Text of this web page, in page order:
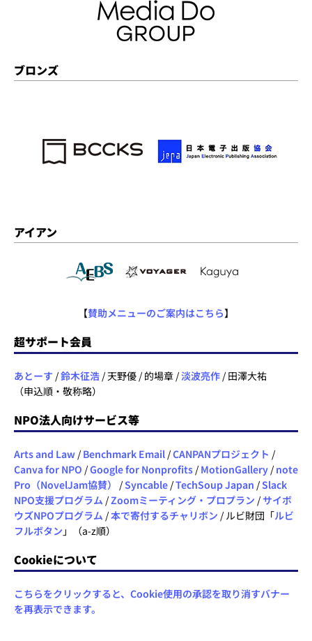
ブロンズ
アイアン
【賛助メニューのご案内はこちら】
超サポート会員
あとーす /鈴木征浩 / 天野優 / 的場章 /淡波亮作 / 田澤大祐
（申込順・敬称略）
NPO法人向けサービス等
Arts and Law / Benchmark Email /CANPANプロジェクト /
Canva for NPO /Google for Nonprofits / MotionGallery / note
Pro（NovelJam協賛）
/Syncable /TechSoup Japan /Slack
NPO支援プログラム /Zoomミーティング・プロプラン /サイボ
ウズNPOプログラム /本で寄付するチャリボン / ルビ財団「ルビ
フルボタン 」（a-z順）
Cookieについて
こちらをクリックすると、Cookie使用の承認を取り消すバナー
を再表示できます。